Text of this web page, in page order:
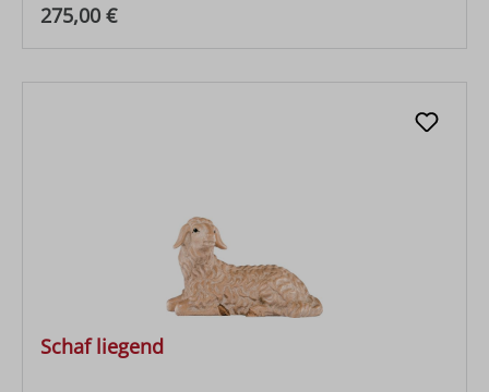
Regulärer Preis:
275,00 €
Schaf liegend